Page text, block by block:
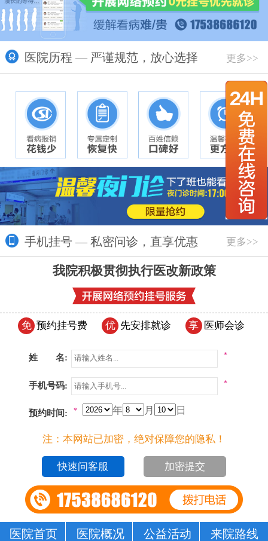
医院历程 — 严谨规范，放心选择 更多>>
手机挂号 — 私密问诊，直享优惠 更多>>
我院积极贯彻执行医改新政策
免 预约挂号费 优 先安排就诊 享 医师会诊
姓 名: *
手机号码: *
预约时间: 年 月 日
*
注：本网站已加密，绝对保障您的隐私！
加密提交
医院首页 医院概况 公益活动 来院路线